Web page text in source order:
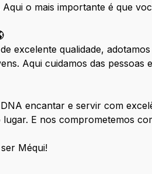
o mais importante é que
excelente qualidade,
Aqui cuidamos das pessoas
encantar e servir com
E nos comprometemos
Méqui!